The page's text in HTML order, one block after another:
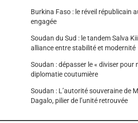
Burkina Faso : le réveil républicain
engagée
Soudan du Sud : le tandem Salva
alliance entre stabilité et modernité
Soudan : dépasser le « diviser pour
diplomatie coutumière
Soudan : L’autorité souveraine de
Dagalo, pilier de l’unité retrouvée